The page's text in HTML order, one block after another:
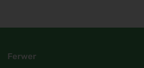
Ferwer